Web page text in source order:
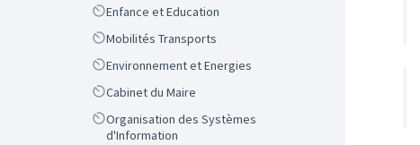
ScopeEnfance et Education
ScopeMobilités Transports
ScopeEnvironnement et Energies
ScopeCabinet du Maire
Scope
Organisation des Systèmes
d'Information